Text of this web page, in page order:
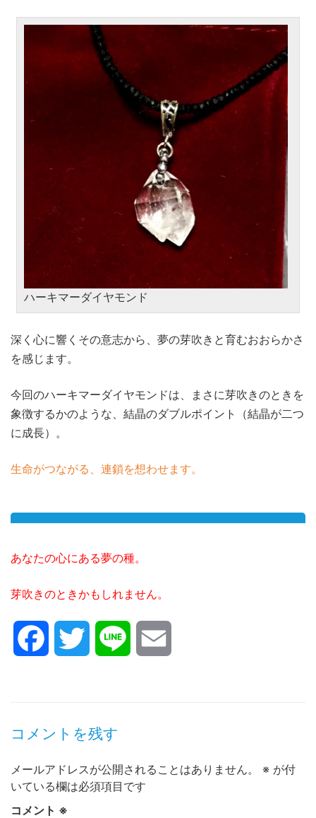
ハーキマーダイヤモンド
深く心に響くその意志から、夢の芽吹きと育むおおらかさ
を感じます。
今回のハーキマーダイヤモンドは、まさに芽吹きのときを
象徴するかのような、結晶のダブルポイント（結晶が二つ
に成長）。
生命がつながる、連鎖を想わせます。
あなたの心にある夢の種。
芽吹きのときかもしれません。
FacebookTwitter Line
コメントを残す
メールアドレスが公開されることはありません。 ※ が付
いている欄は必須項目です
コメント ※